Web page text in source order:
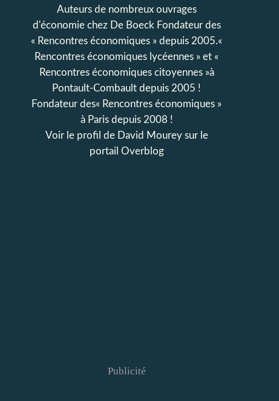
Auteurs de nombreux ouvrages
d'économie chez De Boeck Fondateur des
« Rencontres économiques » depuis 2005.«
Rencontres économiques lycéennes » et «
Rencontres économiques citoyennes »à
Pontault-Combault depuis 2005 !
Fondateur des« Rencontres économiques »
à Paris depuis 2008 !
Voir le profil de David Moureysur le
portail Overblog
Publicité